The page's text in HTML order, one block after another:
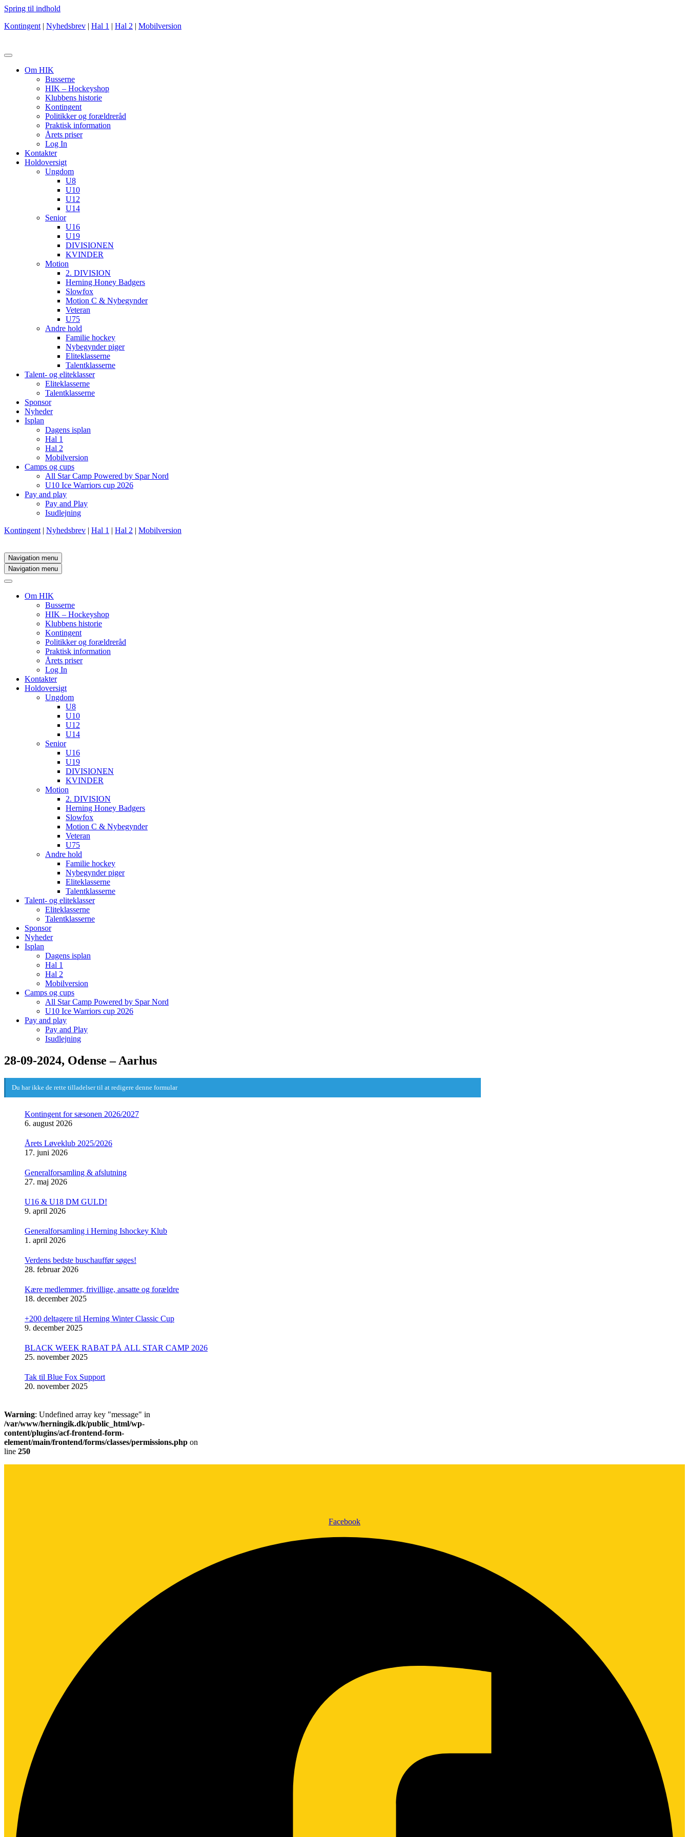
Spring til indhold
Kontingent | Nyhedsbrev | Hal 1 | Hal 2 | Mobilversion
Om HIK
Busserne
HIK – Hockeyshop
Klubbens historie
Kontingent
Politikker og forældreråd
Praktisk information
Årets priser
Log In
Kontakter
Holdoversigt
Ungdom
U8
U10
U12
U14
Senior
U16
U19
DIVISIONEN
KVINDER
Motion
2. DIVISION
Herning Honey Badgers
Slowfox
Motion C & Nybegynder
Veteran
U75
Andre hold
Familie hockey
Nybegynder piger
Eliteklasserne
Talentklasserne
Talent- og eliteklasser
Eliteklasserne
Talentklasserne
Sponsor
Nyheder
Isplan
Dagens isplan
Hal 1
Hal 2
Mobilversion
Camps og cups
All Star Camp Powered by Spar Nord
U10 Ice Warriors cup 2026
Pay and play
Pay and Play
Isudlejning
Kontingent | Nyhedsbrev | Hal 1 | Hal 2 | Mobilversion
Navigation menu
Navigation menu
Om HIK
Busserne
HIK – Hockeyshop
Klubbens historie
Kontingent
Politikker og forældreråd
Praktisk information
Årets priser
Log In
Kontakter
Holdoversigt
Ungdom
U8
U10
U12
U14
Senior
U16
U19
DIVISIONEN
KVINDER
Motion
2. DIVISION
Herning Honey Badgers
Slowfox
Motion C & Nybegynder
Veteran
U75
Andre hold
Familie hockey
Nybegynder piger
Eliteklasserne
Talentklasserne
Talent- og eliteklasser
Eliteklasserne
Talentklasserne
Sponsor
Nyheder
Isplan
Dagens isplan
Hal 1
Hal 2
Mobilversion
Camps og cups
All Star Camp Powered by Spar Nord
U10 Ice Warriors cup 2026
Pay and play
Pay and Play
Isudlejning
28-09-2024, Odense – Aarhus
Du har ikke de rette tilladelser til at redigere denne formular
Kontingent for sæsonen 2026/2027
6. august 2026
Årets Løveklub 2025/2026
17. juni 2026
Generalforsamling & afslutning
27. maj 2026
U16 & U18 DM GULD!
9. april 2026
Generalforsamling i Herning Ishockey Klub
1. april 2026
Verdens bedste buschauffør søges!
28. februar 2026
Kære medlemmer, frivillige, ansatte og forældre
18. december 2025
+200 deltagere til Herning Winter Classic Cup
9. december 2025
BLACK WEEK RABAT PÅ ALL STAR CAMP 2026
25. november 2025
Tak til Blue Fox Support
20. november 2025
Warning: Undefined array key "message" in
/var/www/herningik.dk/public_html/wp-
content/plugins/acf-frontend-form-
element/main/frontend/forms/classes/permissions.php on
line 250
Facebook